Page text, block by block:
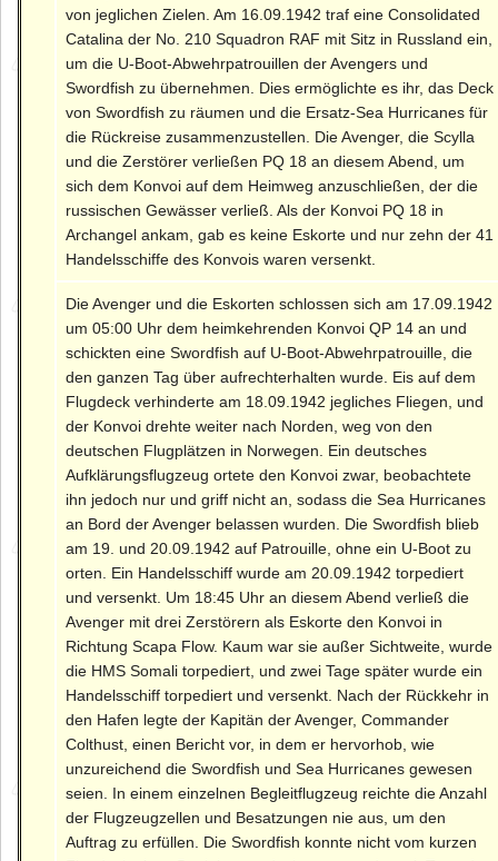
von jeglichen Zielen. Am 16.09.1942 traf eine Consolidated
Catalina der No. 210 Squadron RAF mit Sitz in Russland ein,
um die U-Boot-Abwehrpatrouillen der Avengers und
Swordfish zu übernehmen. Dies ermöglichte es ihr, das Deck
von Swordfish zu räumen und die Ersatz-Sea Hurricanes für
die Rückreise zusammenzustellen. Die Avenger, die Scylla
und die Zerstörer verließen PQ 18 an diesem Abend, um
sich dem Konvoi auf dem Heimweg anzuschließen, der die
russischen Gewässer verließ. Als der Konvoi PQ 18 in
Archangel ankam, gab es keine Eskorte und nur zehn der 41
Handelsschiffe des Konvois waren versenkt.
Die Avenger und die Eskorten schlossen sich am 17.09.1942
um 05:00 Uhr dem heimkehrenden Konvoi QP 14 an und
schickten eine Swordfish auf U-Boot-Abwehrpatrouille, die
den ganzen Tag über aufrechterhalten wurde. Eis auf dem
Flugdeck verhinderte am 18.09.1942 jegliches Fliegen, und
der Konvoi drehte weiter nach Norden, weg von den
deutschen Flugplätzen in Norwegen. Ein deutsches
Aufklärungsflugzeug ortete den Konvoi zwar, beobachtete
ihn jedoch nur und griff nicht an, sodass die Sea Hurricanes
an Bord der Avenger belassen wurden. Die Swordfish blieb
am 19. und 20.09.1942 auf Patrouille, ohne ein U-Boot zu
orten. Ein Handelsschiff wurde am 20.09.1942 torpediert
und versenkt. Um 18:45 Uhr an diesem Abend verließ die
Avenger mit drei Zerstörern als Eskorte den Konvoi in
Richtung Scapa Flow. Kaum war sie außer Sichtweite, wurde
die HMS Somali torpediert, und zwei Tage später wurde ein
Handelsschiff torpediert und versenkt. Nach der Rückkehr in
den Hafen legte der Kapitän der Avenger, Commander
Colthust, einen Bericht vor, in dem er hervorhob, wie
unzureichend die Swordfish und Sea Hurricanes gewesen
seien. In einem einzelnen Begleitflugzeug reichte die Anzahl
der Flugzeugzellen und Besatzungen nie aus, um den
Auftrag zu erfüllen. Die Swordfish konnte nicht vom kurzen